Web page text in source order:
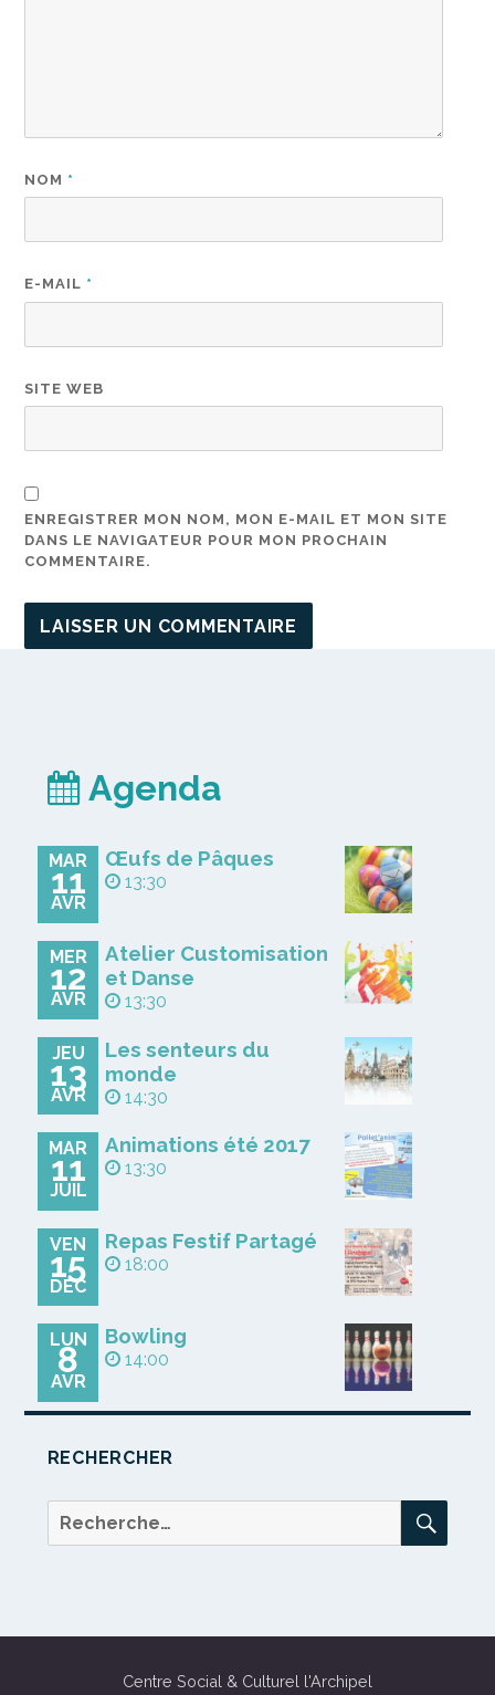
NOM *
E-MAIL *
SITE WEB
ENREGISTRER MON NOM, MON E-MAIL ET MON SITE
DANS LE NAVIGATEUR POUR MON PROCHAIN
COMMENTAIRE.
Agenda
MAR
11
AVR
Œufs de Pâques
13:30
MER
12
AVR
Atelier Customisation
et Danse
13:30
JEU
13
AVR
Les senteurs du
monde
14:30
MAR
11
JUIL
Animations été 2017
13:30
VEN
15
DÉC
Repas Festif Partagé
18:00
LUN
8
AVR
Bowling
14:00
RECHERCHER
Recherche
Centre Social & Culturel l'Archipel